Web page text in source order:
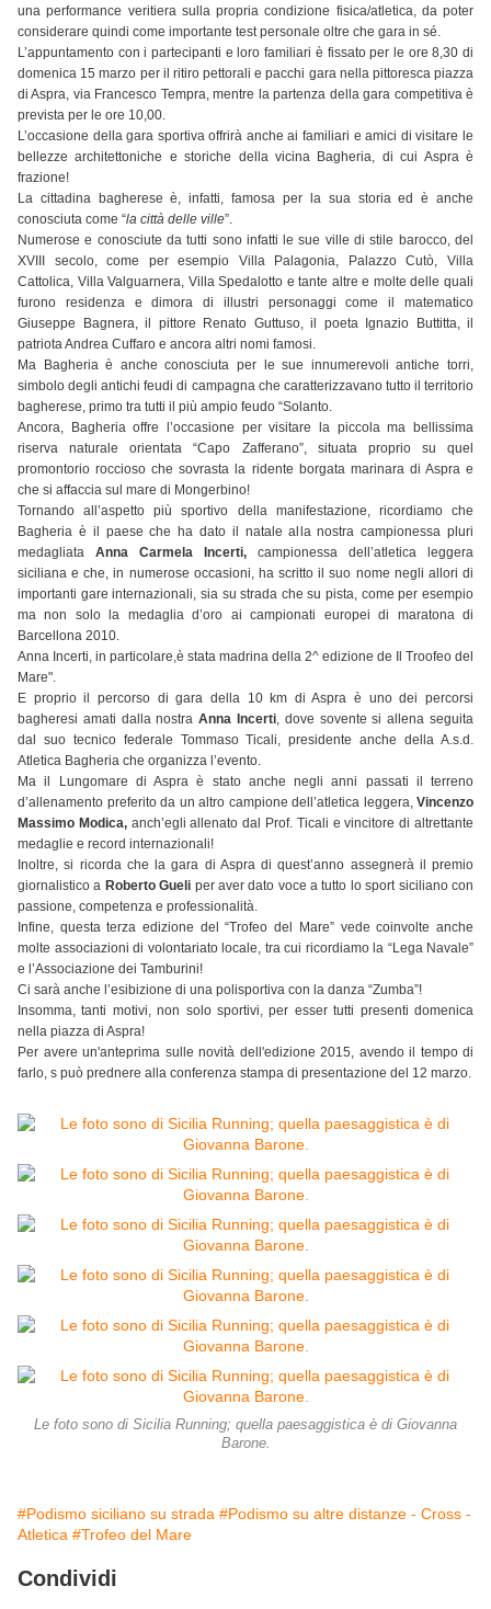
una performance veritiera sulla propria condizione fisica/atletica, da poter
considerare quindi come importante test personale oltre che gara in sé.
L’appuntamento con i partecipanti e loro familiari è fissato per le ore 8,30 di
domenica 15 marzo per il ritiro pettorali e pacchi gara nella pittoresca piazza
di Aspra, via Francesco Tempra, mentre la partenza della gara competitiva è
prevista per le ore 10,00.
L’occasione della gara sportiva offrirà anche ai familiari e amici di visitare le
bellezze architettoniche e storiche della vicina Bagheria, di cui Aspra è
frazione!
La cittadina bagherese è, infatti, famosa per la sua storia ed è anche
conosciuta come “la città delle ville”.
Numerose e conosciute da tutti sono infatti le sue ville di stile barocco, del
XVIII secolo, come per esempio Villa Palagonia, Palazzo Cutò, Villa
Cattolica, Villa Valguarnera, Villa Spedalotto e tante altre e molte delle quali
furono residenza e dimora di illustri personaggi come il matematico
Giuseppe Bagnera, il pittore Renato Guttuso, il poeta Ignazio Buttitta, il
patriota Andrea Cuffaro e ancora altri nomi famosi.
Ma Bagheria è anche conosciuta per le sue innumerevoli antiche torri,
simbolo degli antichi feudi di campagna che caratterizzavano tutto il territorio
bagherese, primo tra tutti il più ampio feudo “Solanto.
Ancora, Bagheria offre l’occasione per visitare la piccola ma bellissima
riserva naturale orientata “Capo Zafferano”, situata proprio su quel
promontorio roccioso che sovrasta la ridente borgata marinara di Aspra e
che si affaccia sul mare di Mongerbino!
Tornando all’aspetto più sportivo della manifestazione, ricordiamo che
Bagheria è il paese che ha dato il natale alla nostra campionessa pluri
medagliata Anna Carmela Incerti, campionessa dell’atletica leggera
siciliana e che, in numerose occasioni, ha scritto il suo nome negli allori di
importanti gare internazionali, sia su strada che su pista, come per esempio
ma non solo la medaglia d’oro ai campionati europei di maratona di
Barcellona 2010.
Anna Incerti, in particolare,è stata madrina della 2^ edizione de Il Troofeo del
Mare".
E proprio il percorso di gara della 10 km di Aspra è uno dei percorsi
bagheresi amati dalla nostraAnna Incerti, dove sovente si allena seguita
dal suo tecnico federale Tommaso Ticali, presidente anche della A.s.d.
Atletica Bagheria che organizza l’evento.
Ma il Lungomare di Aspra è stato anche negli anni passati il terreno
d’allenamento preferito da un altro campione dell’atletica leggera, Vincenzo
Massimo Modica,anch’egli allenato dal Prof. Ticali e vincitore di altrettante
medaglie e record internazionali!
Inoltre, si ricorda che la gara di Aspra di quest’anno assegnerà il premio
giornalistico a Roberto Gueli per aver dato voce a tutto lo sport siciliano con
passione, competenza e professionalità.
Infine, questa terza edizione del “Trofeo del Mare” vede coinvolte anche
molte associazioni di volontariato locale, tra cui ricordiamo la “Lega Navale”
e l’Associazione dei Tamburini!
Ci sarà anche l’esibizione di una polisportiva con la danza “Zumba”!
Insomma, tanti motivi, non solo sportivi, per esser tutti presenti domenica
nella piazza di Aspra!
Per avere un'anteprima sulle novità dell'edizione 2015, avendo il tempo di
farlo, s può prednere alla conferenza stampa di presentazione del 12 marzo.
Le foto sono di Sicilia Running; quella paesaggistica è di Giovanna
Barone.
#Podismo siciliano su strada #Podismo su altre distanze - Cross -
Atletica #Trofeo del Mare
Condividi